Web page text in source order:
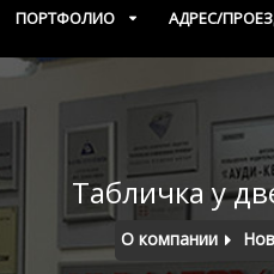
ПОРТФОЛИО АДРЕС/
Табличка у
О компании